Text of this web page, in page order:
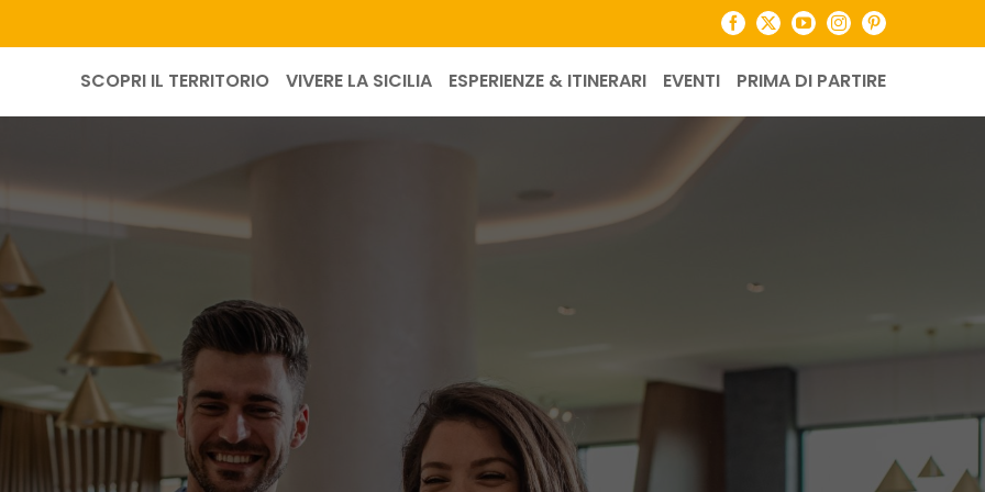
Facebook
X YouTubeInstagramPinterest
SCOPRI IL TERRITORIO VIVERE LA SICILIA ESPERIENZE & ITINERARI EVENTI PRIMA DI PARTIRE